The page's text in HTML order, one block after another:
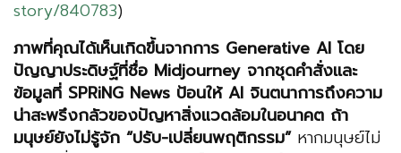
story/840783)
ภาพที่คุณได้เห็นเกิดขึ้นจากการ Generative AI โดย
ปัญญาประดิษฐ์ที่ชื่อ Midjourney จากชุดคําสั่งเเละ
ข้อมูลที่ SPRiNG News ป้อนให้ AI จินตนาการถึงความ
น่าสะพรึงกลัวของปัญหาสิ่งแวดล้อมในอนาคต ถ้า
มนุษย์ยังไม่รู้จัก “ปรับ-เปลี่ยนพฤติกรรม”หากมนุษย์ไม่